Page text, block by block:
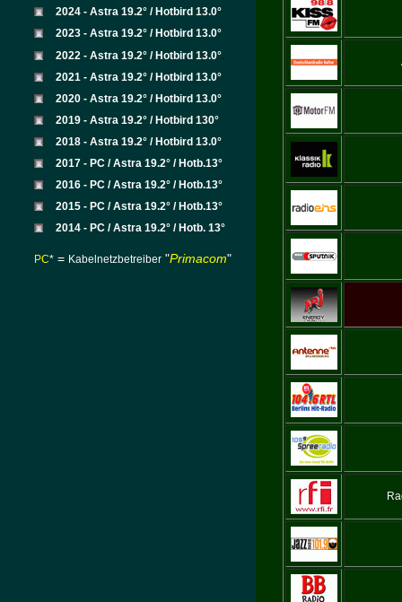
2024 - Astra 19.2° / Hotbird 13.0°
2023 - Astra 19.2° / Hotbird 13.0°
2022 - Astra 19.2° / Hotbird 13.0°
2021 - Astra 19.2° / Hotbird 13.0°
2020 - Astra 19.2° / Hotbird 13.0°
2019 - Astra 19.2° / Hotbird 130°
2018 - Astra 19.2° / Hotbird 13.0°
2017 - PC / Astra 19.2° / Hotb.13°
2016 - PC / Astra 19.2° / Hotb.13°
2015 - PC / Astra 19.2° / Hotb.13°
2014 - PC / Astra 19.2° / Hotb. 13°
PC* = Kabelnetzbetreiber "Primacom"